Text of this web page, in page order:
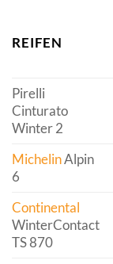
REIFEN
Pirelli
Cinturato
Winter 2
MichelinAlpin
6
Continental
WinterContact
TS 870